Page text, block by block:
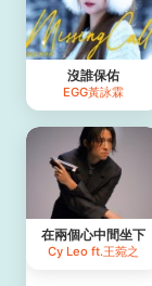
沒誰保佑
EGG黃詠霖
在兩個心中間坐下
Cy Leo ft.王菀之